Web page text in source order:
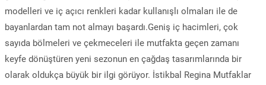
modelleri ve iç açıcı renkleri kadar kullanışlı olmaları ile de
bayanlardan tam not almayı başardı.Geniş iç hacimleri, çok
sayıda bölmeleri ve çekmeceleri ile mutfakta geçen zamanı
keyfe dönüştüren yeni sezonun en çağdaş tasarımlarında bir
olarak oldukça büyük bir ilgi görüyor. İstikbal Regina Mutfaklar